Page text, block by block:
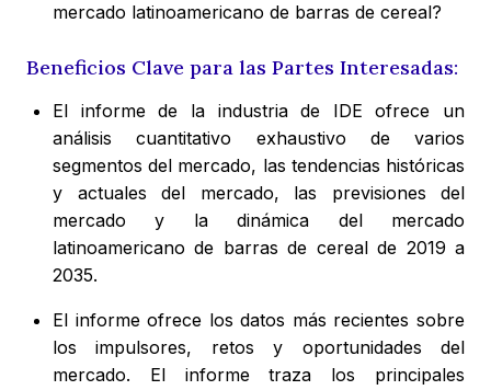
mercado latinoamericano de barras de cereal?
Beneficios Clave para las Partes Interesadas:
El informe de la industria de IDE ofrece un
análisis cuantitativo exhaustivo de varios
segmentos del mercado, las tendencias históricas
y actuales del mercado, las previsiones del
mercado y la dinámica del mercado
latinoamericano de barras de cereal de 2019 a
2035.
El informe ofrece los datos más recientes sobre
los impulsores, retos y oportunidades del
mercado. El informe traza los principales